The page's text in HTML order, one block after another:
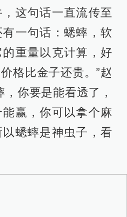
这句话一直流传至
一句话：蟋蟀，软
重量以克计算，好
格比金子还贵。”赵
，你要是能看透了，
赢，你可以拿个麻
蟋蟀是神虫子，看